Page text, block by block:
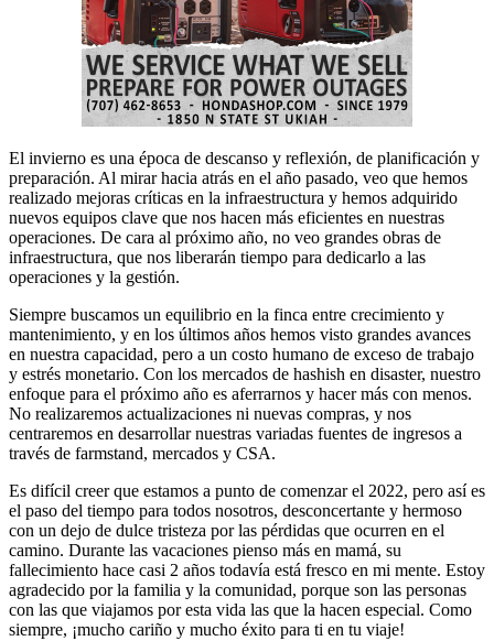
El invierno es una época de descanso y reflexión, de planificación y
preparación. Al mirar hacia atrás en el año pasado, veo que hemos
realizado mejoras críticas en la infraestructura y hemos adquirido
nuevos equipos clave que nos hacen más eficientes en nuestras
operaciones. De cara al próximo año, no veo grandes obras de
infraestructura, que nos liberarán tiempo para dedicarlo a las
operaciones y la gestión.
Siempre buscamos un equilibrio en la finca entre crecimiento y
mantenimiento, y en los últimos años hemos visto grandes avances
en nuestra capacidad, pero a un costo humano de exceso de trabajo
y estrés monetario. Con los mercados de hashish en disaster, nuestro
enfoque para el próximo año es aferrarnos y hacer más con menos.
No realizaremos actualizaciones ni nuevas compras, y nos
centraremos en desarrollar nuestras variadas fuentes de ingresos a
través de farmstand, mercados y CSA.
Es difícil creer que estamos a punto de comenzar el 2022, pero así es
el paso del tiempo para todos nosotros, desconcertante y hermoso
con un dejo de dulce tristeza por las pérdidas que ocurren en el
camino. Durante las vacaciones pienso más en mamá, su
fallecimiento hace casi 2 años todavía está fresco en mi mente. Estoy
agradecido por la familia y la comunidad, porque son las personas
con las que viajamos por esta vida las que la hacen especial. Como
siempre, ¡mucho cariño y mucho éxito para ti en tu viaje!